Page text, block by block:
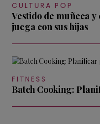
CULTURA POP
Vestido de muñeca
juega con sus hijas
FITNESS
Batch Cooking: